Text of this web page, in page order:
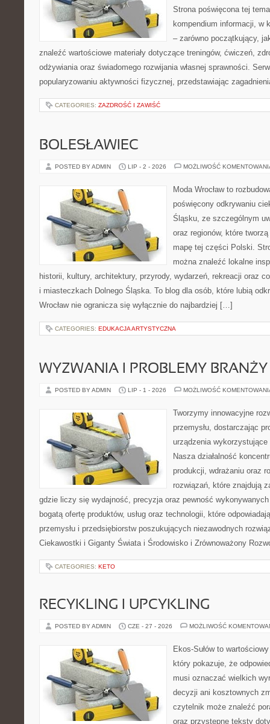
Strona poświęcona tej
kompendium informacji, w
– zarówno początkujący,
znaleźć wartościowe materiały dotyczące treningów, ćwiczeń,
odżywiania oraz świadomego rozwijania własnej sprawności.
popularyzowaniu aktywności fizycznej, przedstawiając
CATEGORIES: ZAZDROŚĆ I ZAWIŚĆ
BOLESŁAWIEC
POSTED BY ADMIN LIP - 2 - 2026 MOŻLIWOŚĆ
Moda Wrocław to
poświęcony odkrywaniu
Śląsku, ze szczególnym
oraz regionów, które
mapę tej części Polski.
można znaleźć lokalne
historii, kultury, architektury, przyrody, wydarzeń, rekreacji oraz
i miasteczkach Dolnego Śląska. To blog dla osób, które lubią
Wrocław nie ogranicza się wyłącznie do najbardziej […]
CATEGORIES: EDUKACJA ARTYSTYCZNA
WYZWANIA I PROBLEMY BRANŻY
POSTED BY ADMIN LIP - 1 - 2026 MOŻLIWOŚĆ
Tworzymy innowacyjne
przemysłu, dostarczając
urządzenia
Nasza działalność
produkcji, wdrażaniu oraz
rozwiązań, które znajdują
gdzie liczy się wydajność, precyzja oraz pewność
bogatą ofertę produktów, usług oraz technologii, które
przemysłu i przedsiębiorstw poszukujących niezawodnych
Ciekawostki i Giganty Świata i Środowisko i Zrównoważony
CATEGORIES: KETO
RECYKLING I UPCYKLING
POSTED BY ADMIN CZE - 27 - 2026 MOŻLIWOŚĆ
Ekos-Sułów to
który pokazuje, że
musi oznaczać wielkich
decyzji ani kosztownych
czytelnik może znaleźć
oraz przystępne teksty